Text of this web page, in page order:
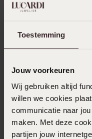
Toestemming
Jouw voorkeuren
Wij gebruiken altijd
willen we cookies
communicatie naar
maken. Met deze
partijen jouw
29-05-2024 - Sjan V.
Selecteer
Ook leuk